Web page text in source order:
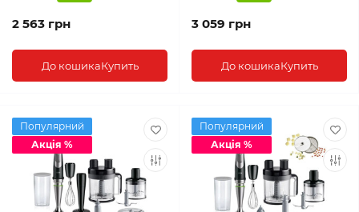
2 563 грн
До кошикаКупить
3 059 грн
До кошикаКупить
Популярний
Акція %
Популярний
Акція %